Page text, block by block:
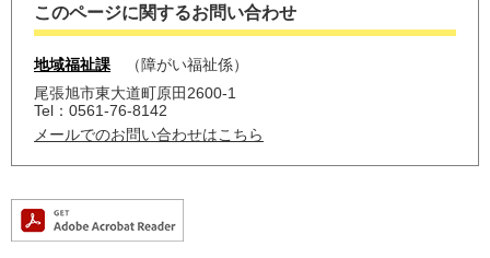
このページに関するお問い合わせ
地域福祉課
障がい福祉係
尾張旭市東大道町原田2600-1
Tel：0561-76-8142
メールでのお問い合わせはこちら